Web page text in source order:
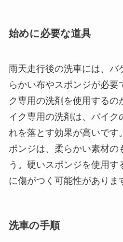
始めに必要な道具
雨天走行後の洗車には、バ
らかい布やスポンジが必要
ク専用の洗剤を使用するの
イク専用の洗剤は、バイク
れを落とす効果が高いです
ポンジは、柔らかい素材の
う。硬いスポンジを使用す
に傷がつく可能性がありま
洗車の手順